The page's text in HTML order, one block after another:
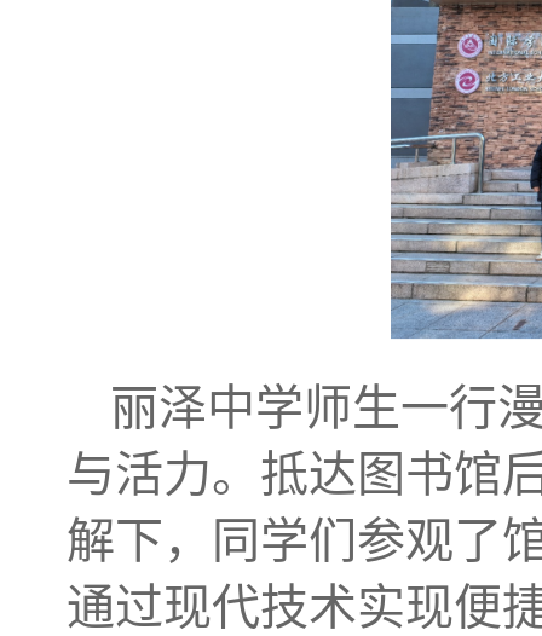
丽泽中学师生一行
与活力。抵达图书馆
解下，同学们参观了
通过现代技术实现便